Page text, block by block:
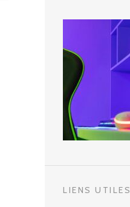
LIENS UTILES